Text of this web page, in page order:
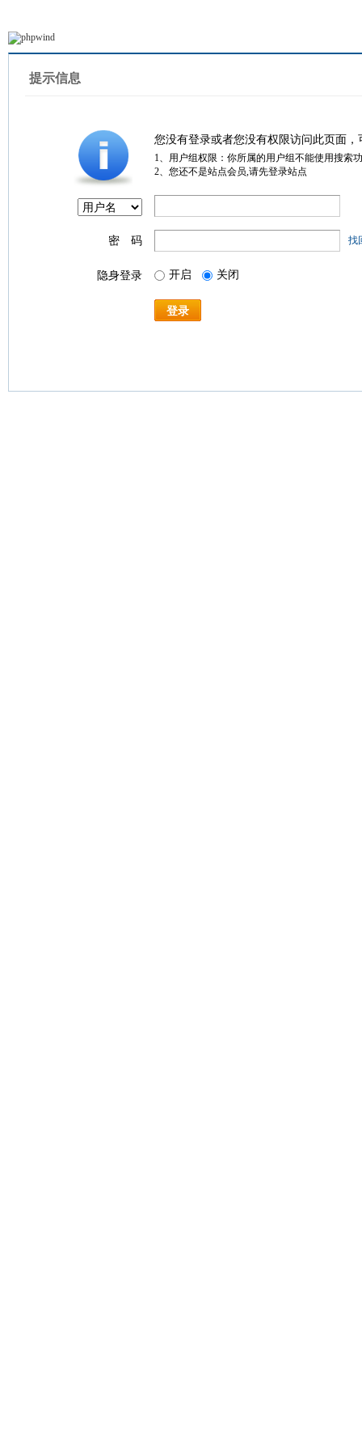
提示信息
您没有登录或者您没有权限访问此页面
1、用户组权限：你所属的用户组不能使用搜索
2、您还不是站点会员,请先登录站点
密 码 找
隐身登录 开启 关闭
登录